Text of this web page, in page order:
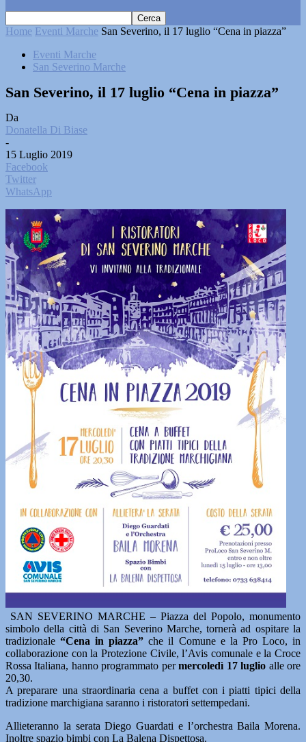
Home Eventi Marche San Severino, il 17 luglio “Cena in piazza”
Eventi Marche
San Severino Marche
San Severino, il 17 luglio “Cena in piazza”
Da
Donatella Di Biase
-
15 Luglio 2019
Facebook
Twitter
WhatsApp
SAN SEVERINO MARCHE – Piazza del Popolo, monumento
simbolo della città di San Severino Marche, tornerà ad ospitare la
tradizionale“Cena in piazza” che il Comune e la Pro Loco, in
collaborazione con la Protezione Civile, l’Avis comunale e la Croce
Rossa Italiana, hanno programmato permercoledì 17 luglio alle ore
20,30.
A preparare una straordinaria cena a buffet con i piatti tipici della
tradizione marchigiana saranno i ristoratori settempedani.
Allieteranno la serata Diego Guardati e l’orchestra Baila Morena.
Inoltre spazio bimbi con La Balena Dispettosa.